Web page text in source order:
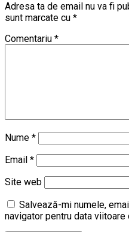
Adresa ta de email nu va fi
sunt marcate cu *
Comentariu *
Nume *
Email *
Site web
Salvează-mi numele,
navigator pentru data